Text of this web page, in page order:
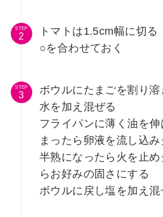
STEP
トマトは1.5cm幅に切る
○を合わせておく
STEP
ボウルにたまごを割り溶
水を加え混ぜる
フライパンに薄く油を
まったら卵液を流し込
半熟になったら火を止
らお好みの固さにする
ボウルに戻し塩を加え混